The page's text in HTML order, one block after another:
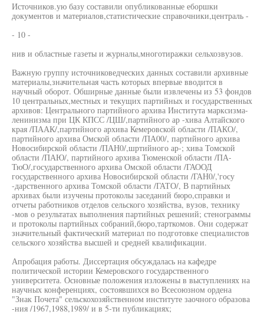
Источников.ую базу составили опубликованные еборшки
документов и материалов,статистические справочники,централь -
- 10 -
нив и областные газеты и журналы,многотиражки сельхозвузов.
Важную группу источниковедческих данных составили архивные
материалы,значительная часть которых впервые вводится в
научный оборот. Обширные данные были извлечены из 53 фондов
10 центральных,местных и текущих партийных и государственных
архивов: Центрального партийного архива Института марксизма-
ленинизма при ЦК КПСС /ЦШ/,партийного ар -хива Алтайского
края /ПААК/,партийного архива Кемеровской области /ПАКО/,
партийного архива Омской области /ПА00/, партийного архива
Новосибирской области /ПАН0/,шртийного ар-; хива Томской
области /ПАЮ/, партийного архива Тюменской области /ПА-
ТюО/,государственного архива Омской области /ГАООД
государственного архива Новосибирской области /ГАН0/,'госу
-дарственного архива Томской области /ГАТО/, В партийных
архивах были изучены протоколы заседаний бюро,справки и
отчеты работников отделов сельского хозяйства, вузов, технику
-мов о результатах выполнения партийных решений; стенограммы
и протоколы партийных собраний,бюро,тарткомов. Они содержат
значительный фактический материал по подготовке специалистов
сельского хозяйства высшей и средней квалификации.
Апробация работы. Диссертация обсуждалась на кафедре
политической истории Кемеровского государственного
университета. Основные положения изложены в выступлениях на
научных конференциях, состоявшихся во Всесоюзном ордена
"Знак Почета" сельскохозяйственном институте заочного образова
-ния /1967,1988,1989/ и в 5-ти публикациях;